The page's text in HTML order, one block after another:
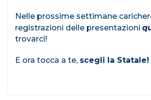
Nelle prossime settimane
registrazioni delle presentazioni
trovarci!
E ora tocca a te, scegli la Statale!